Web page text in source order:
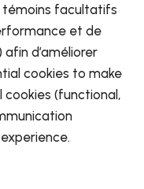
témoins facultatifs
et de
d’améliorer
cookies to make
(functional,